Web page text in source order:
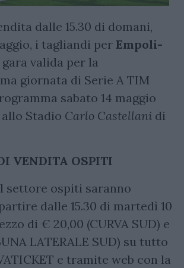
dalle 15.30 di domani,
i tagliandi per Empoli-
gara valida per la
giornata di Serie A TIM
sabato 14 maggio
allo Stadio Carlo Castellani di
VENDITA OSPITI
settore ospiti saranno
dalle 15.30 di martedì 10
di € 20,00 (CURVA SUD) e
LATERALE SUD) su tutto
e tramite web con la